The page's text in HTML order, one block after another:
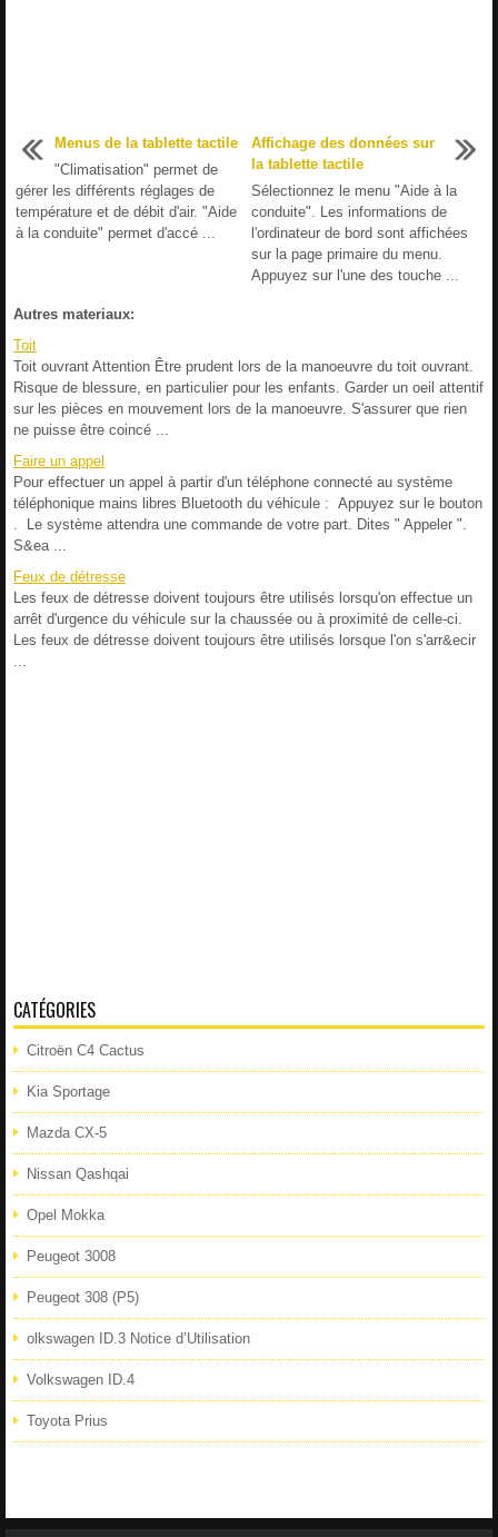
Menus de la tablette tactile
"Climatisation" permet de
gérer les différents réglages de
température et de débit d'air. "Aide
à la conduite" permet d'accé ...
Affichage des données sur
la tablette tactile
Sélectionnez le menu "Aide à la
conduite". Les informations de
l'ordinateur de bord sont affichées
sur la page primaire du menu.
Appuyez sur l'une des touche ...
Autres materiaux:
Toit
Toit ouvrant Attention Être prudent lors de la manoeuvre du toit ouvrant.
Risque de blessure, en particulier pour les enfants. Garder un oeil attentif
sur les pièces en mouvement lors de la manoeuvre. S'assurer que rien
ne puisse être coincé ...
Faire un appel
Pour effectuer un appel à partir d'un téléphone connecté au système
téléphonique mains libres Bluetooth du véhicule : Appuyez sur le bouton
. Le système attendra une commande de votre part. Dites " Appeler ".
S&ea ...
Feux de détresse
Les feux de détresse doivent toujours être utilisés lorsqu'on effectue un
arrêt d'urgence du véhicule sur la chaussée ou à proximité de celle-ci.
Les feux de détresse doivent toujours être utilisés lorsque l'on s'arr&ecir
CATÉGORIES
Citroën C4 Cactus
Kia Sportage
Mazda CX-5
Nissan Qashqai
Opel Mokka
Peugeot 3008
Peugeot 308 (P5)
olkswagen ID.3 Notice d’Utilisation
Volkswagen ID.4
Toyota Prius